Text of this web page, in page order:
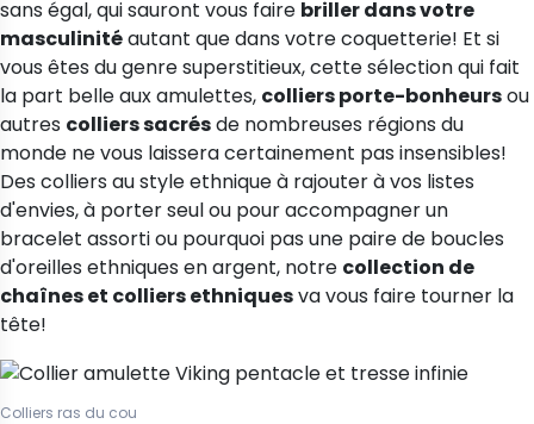
sans égal, qui sauront vous faire briller dans votre
masculinitéautant que dans votre coquetterie! Et si
vous êtes du genre superstitieux, cette sélection qui fait
la part belle aux amulettes, colliers porte-bonheursou
autres colliers sacrésde nombreuses régions du
monde ne vous laissera certainement pas insensibles!
Des colliers au style ethnique à rajouter à vos listes
d'envies, à porter seul ou pour accompagner un
bracelet assorti ou pourquoi pas une paire de boucles
d'oreilles ethniques en argent, notre collection de
chaînes et colliers ethniquesva vous faire tourner la
tête!
Colliers ras du cou